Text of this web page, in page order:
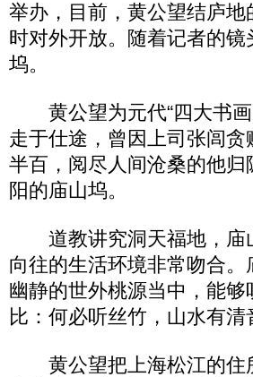
举办，目前，黄公望结庐
时对外开放。随着记者的
坞。
黄公望为元代“四大书画
走于仕途，曾因上司张闾
半百，阅尽人间沧桑的他
阳的庙山坞。
道教讲究洞天福地，庙
向往的生活环境非常吻合。
幽静的世外桃源当中，能
比：何必听丝竹，山水有清
黄公望把上海松江的住